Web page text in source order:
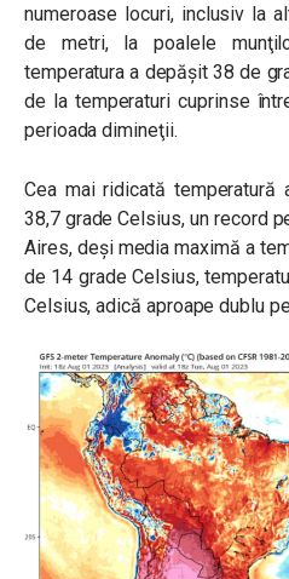
numeroase locuri, inclusiv la
de metri, la poalele
temperatura a depășit 38 de
de la temperaturi cuprinse
perioada dimineţii.
Cea mai ridicată
38,7 grade Celsius, un record
Aires, deşi media maximă a
de 14 grade Celsius,
Celsius, adică aproape dublu